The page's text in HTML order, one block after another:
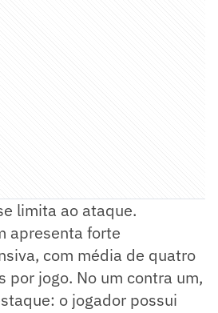
limita ao ataque.
apresenta forte
com média de quatro
por jogo. No um contra um,
o jogador possui